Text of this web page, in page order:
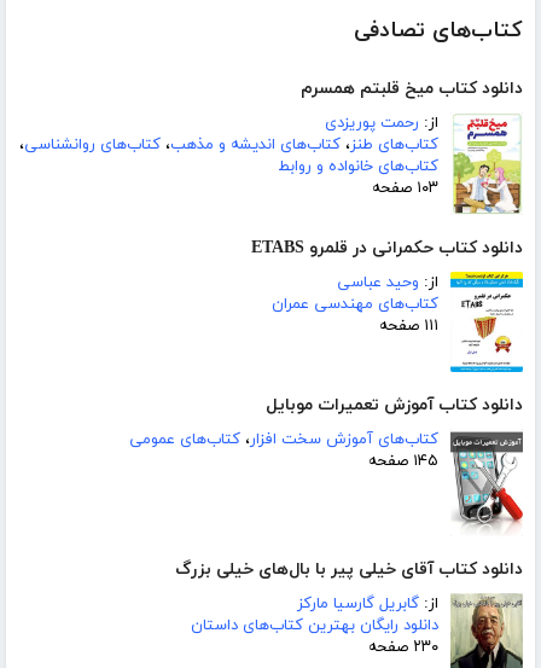
کتاب‌های تصادفی
دانلود کتاب میخ قلبتم همسرم
از: رحمت پوریزدی
کتاب‌های طنز، کتاب‌های اندیشه و مذهب، کتاب‌های روانشناسی،
کتاب‌های خانواده و روابط
۱۰۳ صفحه
دانلود کتاب حکمرانی در قلمرو ETABS
از: وحید عباسی
کتاب‌های مهندسی عمران
۱۱۱ صفحه
دانلود کتاب آموزش تعمیرات موبایل‎
کتاب‌های آموزش سخت افزار، کتاب‌های عمومی
۱۴۵ صفحه
دانلود کتاب آقای خیلی پیر با بال‌‌های خیلی بزرگ
از: گابریل گارسیا مارکز
دانلود رایگان بهترین کتاب‌های داستان
۲۳۰ صفحه